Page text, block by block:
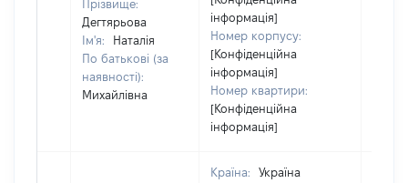
Прізвище:
Дегтярьова
Ім'я:
Наталія
По батькові (за
наявності):
Михайлівна
інформація]
Номер корпусу:
[Конфіденційна
інформація]
Номер квартири:
[Конфіденційна
інформація]
Країна:
Україна